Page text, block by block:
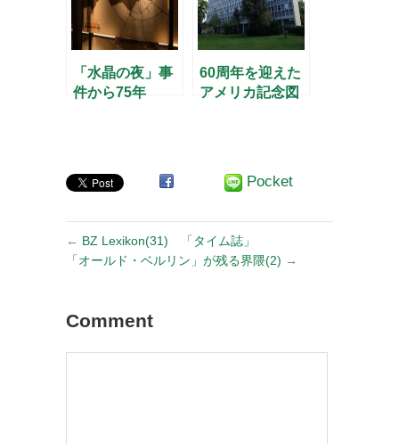
「水晶の夜」事
件から75年
60周年を迎えた
アメリカ記念図
Pocket
← BZ Lexikon(31) 「タイム誌」
「オールド・ベルリン」が残る界隈(2) →
Comment